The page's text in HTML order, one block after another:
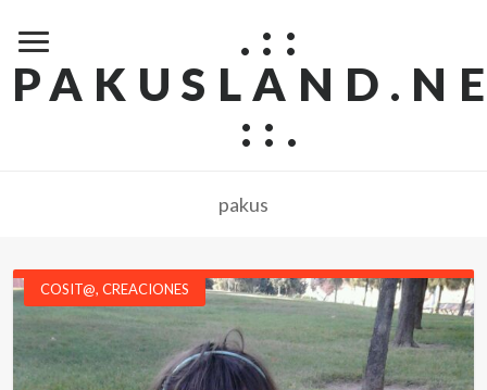
.::
::.
pakus
COSIT@,CREACIONES